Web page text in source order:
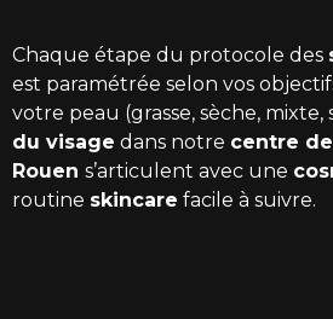
Chaque étape du protocole des
est paramétrée selon vos
votre peau (grasse, sèche, mixte,
du visage dans notre centre
Rouen s’articulent avec une
routine skincare facile à suivre.